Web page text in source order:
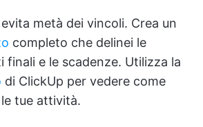
metà dei vincoli. Crea un
completo che delinei le
finali e le scadenze. Utilizza la
di ClickUp per vedere come
tue attività.